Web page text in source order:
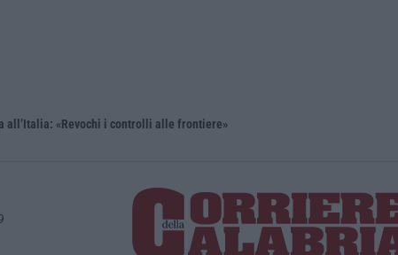
all’Italia: «Revochi i controlli alle frontiere»